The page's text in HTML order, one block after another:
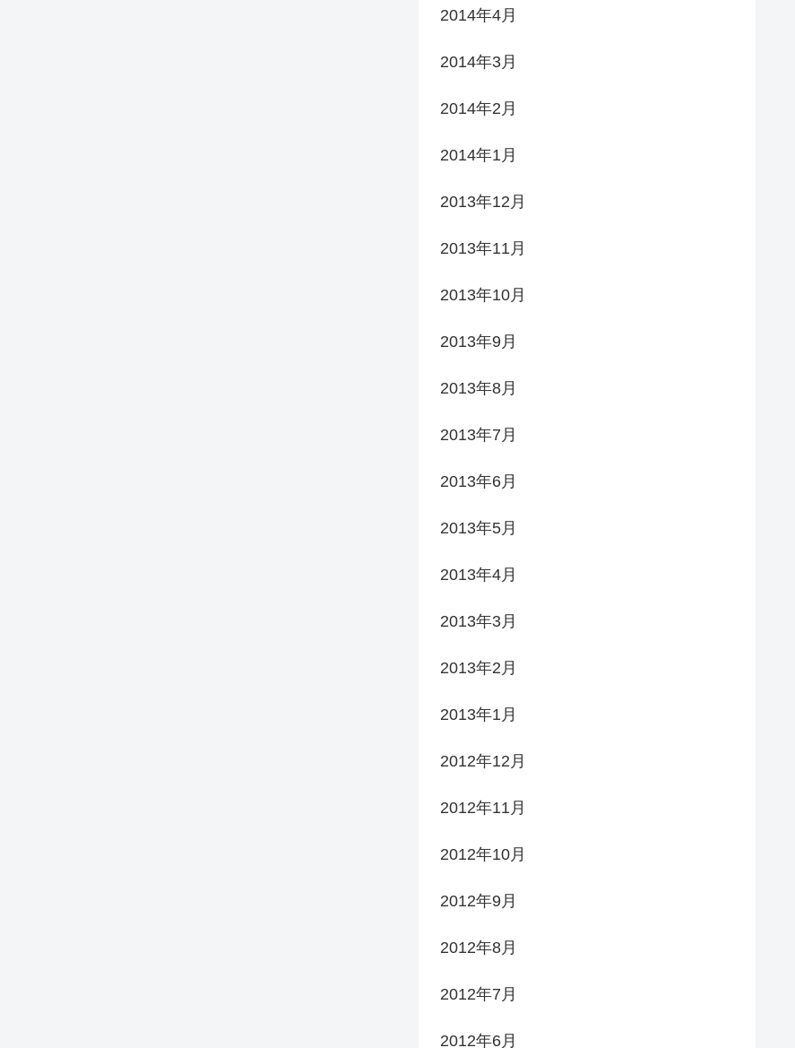
2014年4月
2014年3月
2014年2月
2014年1月
2013年12月
2013年11月
2013年10月
2013年9月
2013年8月
2013年7月
2013年6月
2013年5月
2013年4月
2013年3月
2013年2月
2013年1月
2012年12月
2012年11月
2012年10月
2012年9月
2012年8月
2012年7月
2012年6月